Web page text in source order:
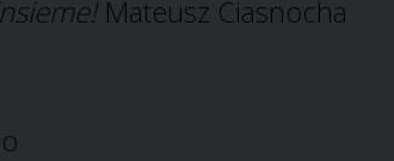
Mateusz Ciasnocha